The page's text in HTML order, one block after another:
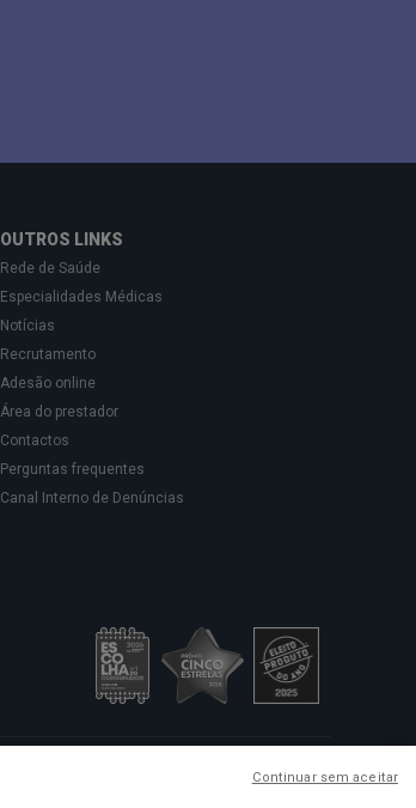
OUTROS LINKS
Rede de Saúde
Especialidades Médicas
Notícias
Recrutamento
Adesão online
Área do prestador
Contactos
Perguntas frequentes
Canal Interno de Denúncias
Continuar sem aceitar